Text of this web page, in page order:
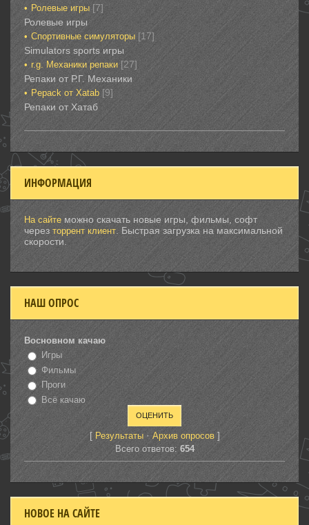
Ролевые игры‎ [7]
Ролевые игры‎‎‎‎‎‎
Спортивные‎ симуляторы [17]
Simulators sports игры
r.g. Механики репаки [27]
Репаки от Р.Г. Механики
Рepack от Xatab [9]
Репаки от Хатаб
ИНФОРМАЦИЯ
На сайте можно скачать новые игры, фильмы, софт
через торрент клиент . Быстрая загрузка на максимальной
скорости.
НАШ ОПРОС
Восновном качаю
Игры
Фильмы
Проги
Всё качаю
[ Результаты· Архив опросов]
Всего ответов: 654
НОВОЕ НА САЙТЕ